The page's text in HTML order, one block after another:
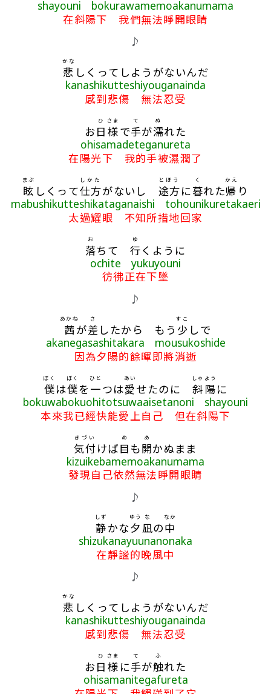
shayouni bokurawamemoakanumama
在斜陽下 我們無法睜開眼睛
♪
悲
かな
しくってしようがないんだ
kanashikutteshiyouganainda
感到悲傷 無法忍受
お日
ひ
様
さま
で手
て
が濡
ぬ
れた
ohisamadeteganureta
在陽光下 我的手被濕潤了
眩
まぶ
しくって仕方
しかた
がないし 途方
とほう
に暮
く
れた帰
かえ
り
mabushikutteshikataganaishi tohounikuretakaeri
太過耀眼 不知所措地回家
落
お
ちて 行
ゆ
くように
ochite yukuyouni
彷彿正在下墜
♪
茜
あかね
が差
さ
したから もう 少
すこ
しで
akanegasashitakara mousukoshide
因為夕陽的餘暉即將消逝
僕
ぼく
は僕
ぼく
を 一
ひと
つは愛
あい
せたのに 斜陽
しゃよう
に
bokuwabokuohitotsuwaaisetanoni shayouni
本來我已經快能愛上自己 但在斜陽下
気付
きづい
けば目
め
も開
あ
かぬまま
kizuikebamemoakanumama
發現自己依然無法睜開眼睛
♪
静
しず
かな夕
ゆう
凪
な
の中
なか
shizukanayuunanonaka
在靜謐的晚風中
♪
悲
かな
しくってしようがないんだ
kanashikutteshiyouganainda
感到悲傷 無法忍受
お日
ひ
様
さま
に手
て
が触
ふ
れた
ohisamanitegafureta